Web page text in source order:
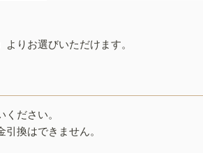
りお選びいただけます。
ださい。
換はできません。